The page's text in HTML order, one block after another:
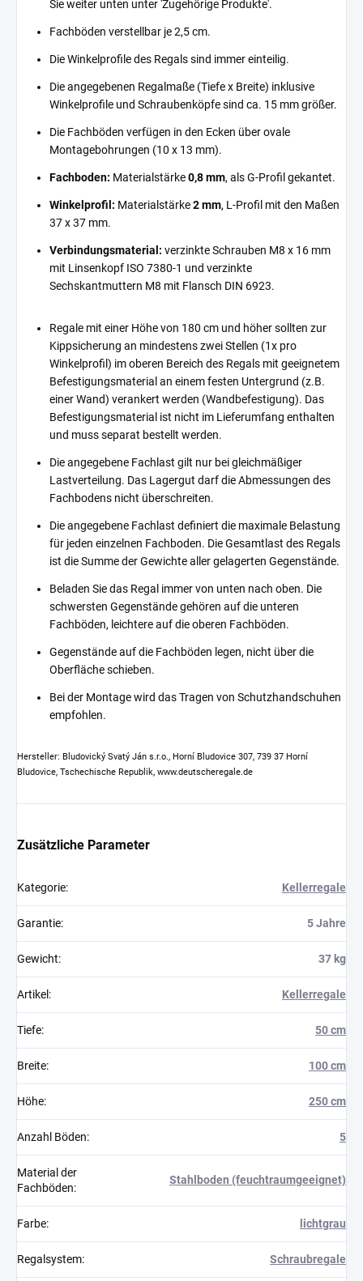
Sie weiter unten unter 'Zugehörige Produkte'.
Fachböden verstellbar je 2,5 cm.
Die Winkelprofile des Regals sind immer einteilig.
Die angegebenen Regalmaße (Tiefe x Breite) inklusive
Winkelprofile und Schraubenköpfe sind ca. 15 mm größer.
Die Fachböden verfügen in den Ecken über ovale
Montagebohrungen (10 x 13 mm).
Fachboden: Materialstärke0,8 mm, als G-Profil gekantet.
Winkelprofil: Materialstärke2 mm, L-Profil mit den Maßen
37 x 37 mm.
Verbindungsmaterial: verzinkte Schrauben M8 x 16 mm
mit Linsenkopf ISO 7380-1 und verzinkte
Sechskantmuttern M8 mit Flansch DIN 6923.
Regale mit einer Höhe von 180 cm und höher sollten zur
Kippsicherung an mindestens zwei Stellen (1x pro
Winkelprofil) im oberen Bereich des Regals mit geeignetem
Befestigungsmaterial an einem festen Untergrund (z.B.
einer Wand) verankert werden (Wandbefestigung). Das
Befestigungsmaterial ist nicht im Lieferumfang enthalten
und muss separat bestellt werden.
Die angegebene Fachlast gilt nur bei gleichmäßiger
Lastverteilung. Das Lagergut darf die Abmessungen des
Fachbodens nicht überschreiten.
Die angegebene Fachlast definiert die maximale Belastung
für jeden einzelnen Fachboden. Die Gesamtlast des Regals
ist die Summe der Gewichte aller gelagerten Gegenstände.
Beladen Sie das Regal immer von unten nach oben. Die
schwersten Gegenstände gehören auf die unteren
Fachböden, leichtere auf die oberen Fachböden.
Gegenstände auf die Fachböden legen, nicht über die
Oberfläche schieben.
Bei der Montage wird das Tragen von Schutzhandschuhen
empfohlen.
Hersteller: Bludovický Svatý Ján s.r.o., Horní Bludovice 307, 739 37 Horní
Bludovice, Tschechische Republik, www.deutscheregale.de
Zusätzliche Parameter
Kategorie: Kellerregale
Garantie: 5 Jahre
Gewicht: 37 kg
Artikel : Kellerregale
Tiefe: 50 cm
Breite: 100 cm
Höhe: 250 cm
Anzahl Böden: 5
Material der
Fachböden:
Stahlboden (feuchtraumgeeignet)
Farbe: lichtgrau
Regalsystem: Schraubregale